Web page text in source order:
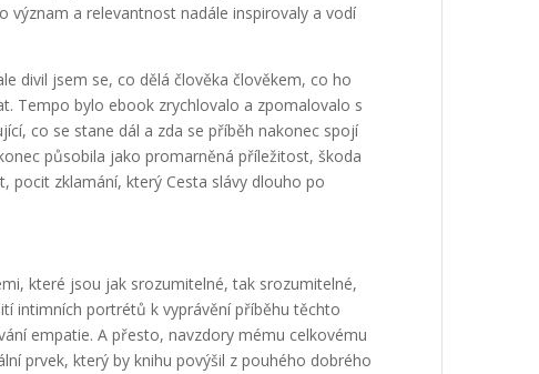
význam a relevantnost nadále inspirovaly a vodí
divil jsem se, co dělá člověka člověkem, co ho
Tempo bylo ebook zrychlovalo a zpomalovalo s
co se stane dál a zda se příběh nakonec spojí
působila jako promarněná příležitost, škoda
pocit zklamání, který Cesta slávy dlouho po
které jsou jak srozumitelné, tak srozumitelné,
intimních portrétů k vyprávění příběhu těchto
empatie. A přesto, navzdory mému celkovému
prvek, který by knihu povýšil z pouhého dobrého